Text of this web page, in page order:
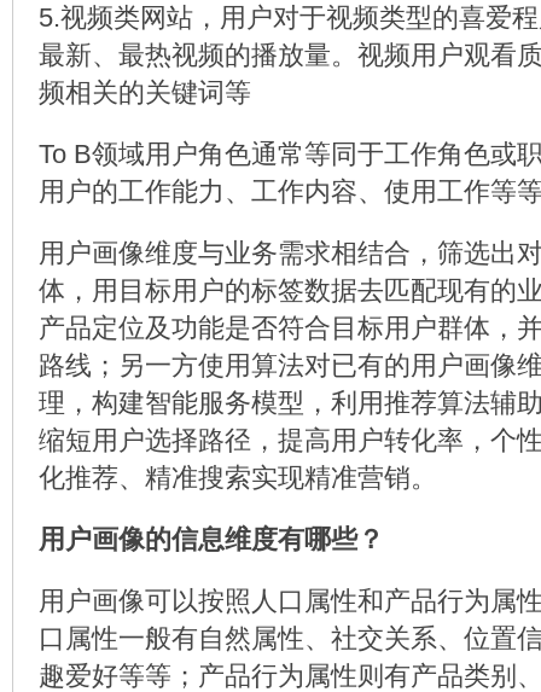
5.视频类网站，用户对于视频类型的喜爱
最新、最热视频的播放量。视频用户观看
频相关的关键词等
To B领域用户角色通常等同于工作角色或
用户的工作能力、工作内容、使用工作等
用户画像维度与业务需求相结合，筛选出
体，用目标用户的标签数据去匹配现有的
产品定位及功能是否符合目标用户群体，
路线；另一方使用算法对已有的用户画像
理，构建智能服务模型，利用推荐算法辅
缩短用户选择路径，提高用户转化率，个
化推荐、精准搜索实现精准营销。
用户画像的信息维度有哪些？
用户画像可以按照人口属性和产品行为属
口属性一般有自然属性、社交关系、位置
趣爱好等等；产品行为属性则有产品类别